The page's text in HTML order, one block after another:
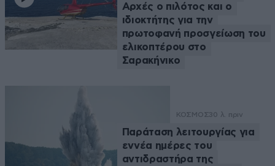
Αρχές o πιλότος και o
ιδιοκτήτης για την
πρωτοφανή προσγείωση του
ελικοπτέρου στο
Σαρακήνικο
ΚΟΣΜΟΣ30 λ. πριν
Παράταση λειτουργίας για
εννέα ημέρες του
αντιδραστήρα της